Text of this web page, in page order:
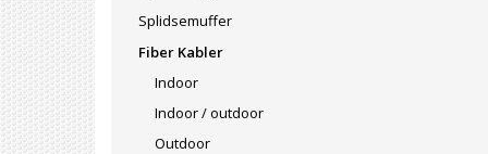
Splidsemuffer
Fiber Kabler
Indoor
Indoor / outdoor
Outdoor